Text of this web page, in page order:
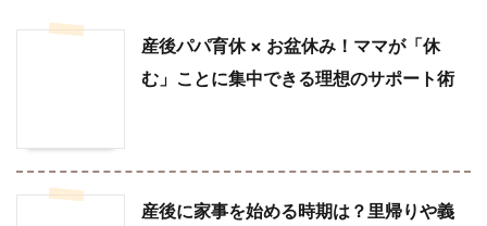
産後パパ育休 × お盆休み！ママが「休
む」ことに集中できる理想のサポート術
産後に家事を始める時期は？里帰りや義